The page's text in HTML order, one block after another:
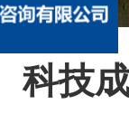
科技